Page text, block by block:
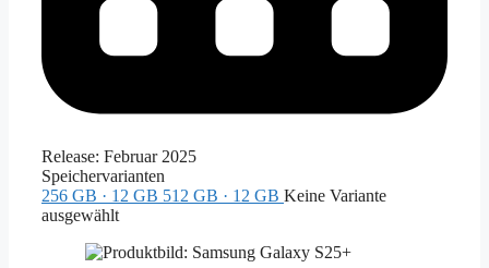
Release: Februar 2025
Speichervarianten
256 GB · 12 GB 512 GB · 12 GB Keine Variante
ausgewählt